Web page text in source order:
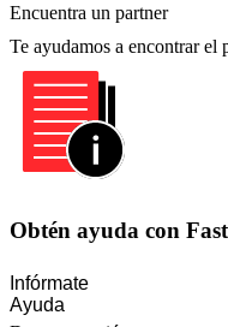
Encuentra un partner
Te ayudamos a encontrar el
Obtén ayuda con
Infórmate
Ayuda